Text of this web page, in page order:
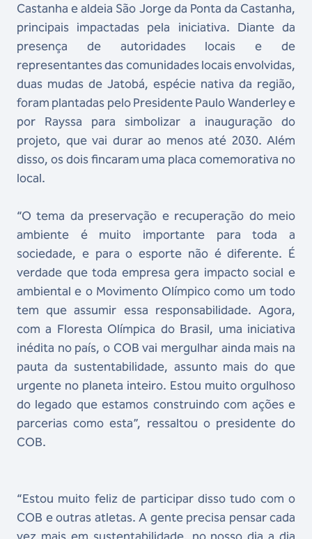
Castanha e aldeia São Jorge da Ponta da Castanha,
principais impactadas pela iniciativa. Diante da
presença de autoridades locais e de
representantes das comunidades locais envolvidas,
duas mudas de Jatobá, espécie nativa da região,
foram plantadas pelo Presidente Paulo Wanderley e
por Rayssa para simbolizar a inauguração do
projeto, que vai durar ao menos até 2030. Além
disso, os dois fincaram uma placa comemorativa no
local.
“O tema da preservação e recuperação do meio
ambiente é muito importante para toda a
sociedade, e para o esporte não é diferente. É
verdade que toda empresa gera impacto social e
ambiental e o Movimento Olímpico como um todo
tem que assumir essa responsabilidade. Agora,
com a Floresta Olímpica do Brasil, uma iniciativa
inédita no país, o COB vai mergulhar ainda mais na
pauta da sustentabilidade, assunto mais do que
urgente no planeta inteiro. Estou muito orgulhoso
do legado que estamos construindo com ações e
parcerias como esta”, ressaltou o presidente do
COB.
“Estou muito feliz de participar disso tudo com o
COB e outras atletas. A gente precisa pensar cada